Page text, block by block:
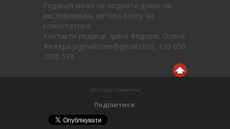
Редакція може не поділяти думок чи
висловлювань автора блогу чи
коментатора.
Контакти редакції: Ірина Федорів, Олена
Жежера pigmaliones@gmail.com, +38 050
2000 539
Громада Приірпіння
Поділитися: